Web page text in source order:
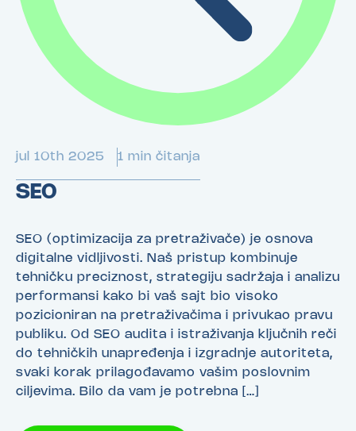
SEO
jul 10th 2025 1 min čitanja
SEO (optimizacija za pretraživače) je osnova
digitalne vidljivosti. Naš pristup kombinuje
tehničku preciznost, strategiju sadržaja i analizu
performansi kako bi vaš sajt bio visoko
pozicioniran na pretraživačima i privukao pravu
publiku. Od SEO audita i istraživanja ključnih reči
do tehničkih unapređenja i izgradnje autoriteta,
svaki korak prilagođavamo vašim poslovnim
ciljevima. Bilo da vam je potrebna […]